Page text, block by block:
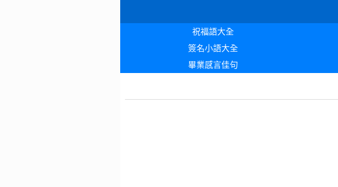
祝福語大全
簽名小語大全
畢業感言佳句